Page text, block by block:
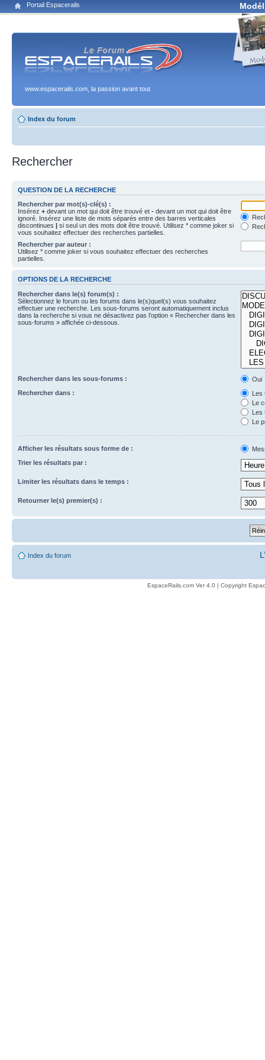
Portail Espacerails
www.espacerails.com, la passion avant tout
Index du forum
Rechercher
QUESTION DE LA RECHERCHE
Rechercher par mot(s)-clé(s) :
Insérez + devant un mot qui doit être trouvé et - devant un mot qui doit être
ignoré. Insérez une liste de mots séparés entre des barres verticales
discontinues | si seul un des mots doit être trouvé. Utilisez * comme joker si
vous souhaitez effectuer des recherches partielles.
Rechercher par auteur :
Utilisez * comme joker si vous souhaitez effectuer des recherches
partielles.
OPTIONS DE LA RECHERCHE
Rechercher dans le(s) forum(s) :
Sélectionnez le forum ou les forums dans le(s)quel(s) vous souhaitez
effectuer une recherche. Les sous-forums seront automatiquement inclus
dans la recherche si vous ne désactivez pas l’option « Rechercher dans les
sous-forums » affichée ci-dessous.
Rechercher dans les sous-forums :
Oui
Rechercher dans :
Les
Le
Les
Le
Afficher les résultats sous forme de :
Trier les résultats par :
Limiter les résultats dans le temps :
Retourner le(s) premier(s) :
Index du forum
EspaceRails.com Ver 4.0 | Copyright